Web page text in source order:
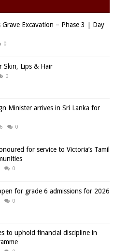
Grave Excavation – Phase 3 | Day
0
Skin, Lips & Hair
0
Minister arrives in Sri Lanka for
0
for service to Victoria’s Tamil
0
for grade 6 admissions for 2026
0
to uphold financial discipline in